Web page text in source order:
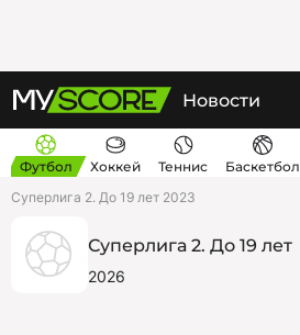
Новости
Футбол Хоккей Теннис Баскетбол
Суперлига 2. До 19 лет 2023
Суперлига 2. До 19 лет
2026